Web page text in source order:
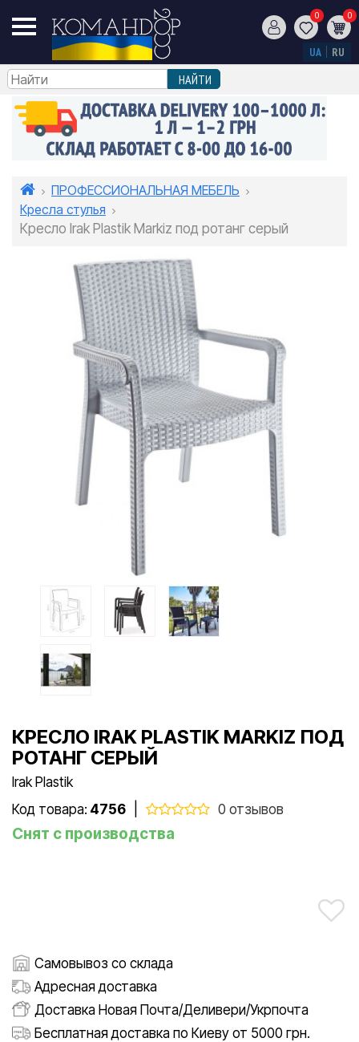
0 0
UA RU
ПРОФЕССИОНАЛЬНАЯ МЕБЕЛЬ
Кресла стулья
Кресло Irak Plastik Markiz под ротанг серый
КРЕСЛО IRAK PLASTIK MARKIZ ПОД
РОТАНГ СЕРЫЙ
Irak Plastik
Код товара: 4756 0 отзывов
Снят с производства
Самовывоз со склада
Адресная доставка
Доставка Новая Почта/Деливери/Укрпочта
Бесплатная доставка по Киеву от 5000 грн.